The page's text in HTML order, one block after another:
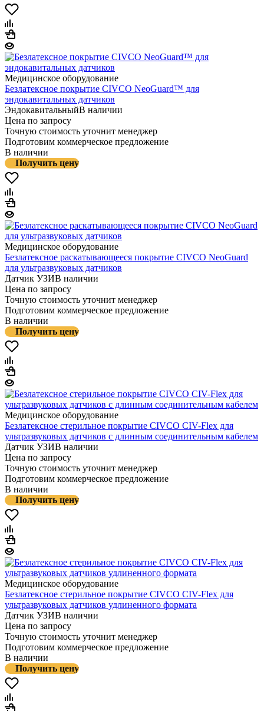
Медицинское оборудование
Безлатексное покрытие CIVCO NeoGuard™ для
эндокавитальных датчиков
ЭндокавитальныйВ наличии
Цена по запросу
Точную стоимость уточнит менеджер
Подготовим коммерческое предложение
В наличии
Получить цену
Медицинское оборудование
Безлатексное раскатывающееся покрытие CIVCO NeoGuard
для ультразвуковых датчиков
Датчик УЗИВ наличии
Цена по запросу
Точную стоимость уточнит менеджер
Подготовим коммерческое предложение
В наличии
Получить цену
Медицинское оборудование
Безлатексное стерильное покрытие CIVCO CIV-Flex для
ультразвуковых датчиков с длинным соединительным кабелем
Датчик УЗИВ наличии
Цена по запросу
Точную стоимость уточнит менеджер
Подготовим коммерческое предложение
В наличии
Получить цену
Медицинское оборудование
Безлатексное стерильное покрытие CIVCO CIV-Flex для
ультразвуковых датчиков удлиненного формата
Датчик УЗИВ наличии
Цена по запросу
Точную стоимость уточнит менеджер
Подготовим коммерческое предложение
В наличии
Получить цену